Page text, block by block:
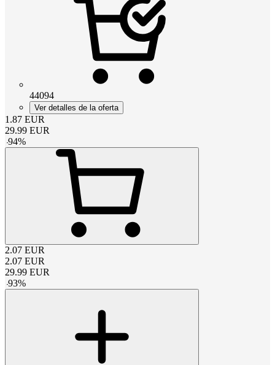
44094
Ver detalles de la oferta
1.87 EUR
29.99 EUR
-94%
2.07 EUR
2.07 EUR
29.99 EUR
-93%